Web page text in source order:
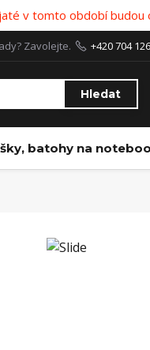
v tomto období budou
Hledat
Zavolejte. +420 704
batohy na